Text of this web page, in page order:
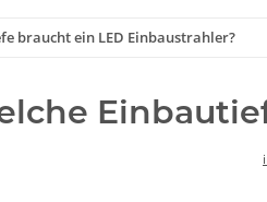
braucht ein LED Einbaustrahler?